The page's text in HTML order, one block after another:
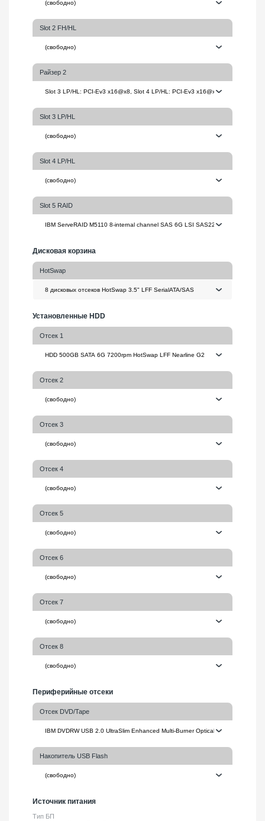
Slot 2 FH/HL
Райзер 2
Slot 3 LP/HL
Slot 4 LP/HL
Slot 5 RAID
Дисковая корзина
HotSwap
Установленные HDD
Отсек 1
Отсек 2
Отсек 3
Отсек 4
Отсек 5
Отсек 6
Отсек 7
Отсек 8
Периферийные отсеки
Отсек DVD/Tape
Накопитель USB Flash
Источник питания
Тип БП